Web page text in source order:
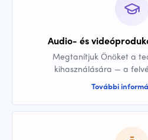
Audio- és
Megtanítjuk Önöket a
kihasználására — a
További